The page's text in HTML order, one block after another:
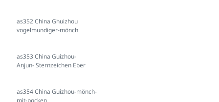
as352 China Ghuizhou
vogelmundiger-mönch
as353 China Guizhou-
Anjun- Sternzeichen Eber
as354 China Guizhou-mönch-